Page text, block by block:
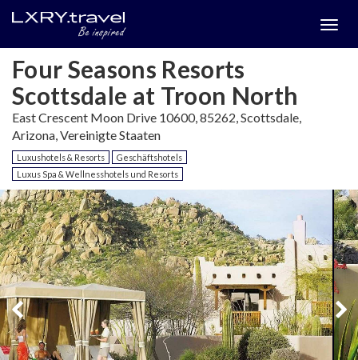
Four Seasons Resorts
Scottsdale at Troon North
East Crescent Moon Drive 10600, 85262, Scottsdale,
Arizona, Vereinigte Staaten
Luxushotels & Resorts
Geschäftshotels
Luxus Spa & Wellnesshotels und Resorts